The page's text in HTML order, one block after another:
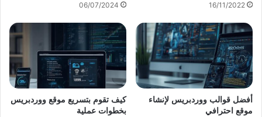
16/11/2022
06/07/2024
أفضل قوالب ووردبريس لإنشاء
موقع احترافي
كيف تقوم بتسريع موقع ووردبريس
بخطوات عملية